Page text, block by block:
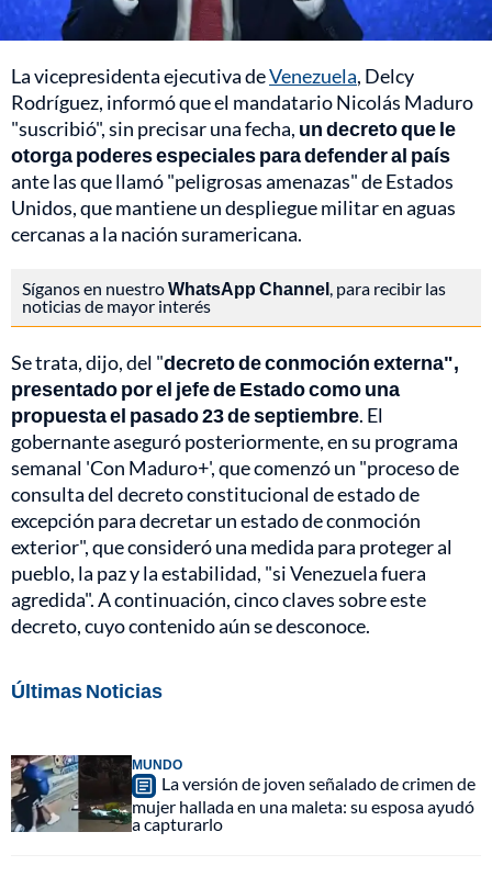
La vicepresidenta ejecutiva deVenezuela, Delcy
Rodríguez, informó que el mandatario Nicolás Maduro
"suscribió", sin precisar una fecha, un decreto que le
otorga poderes especiales para defender al país
ante las que llamó "peligrosas amenazas" de Estados
Unidos, que mantiene un despliegue militar en aguas
cercanas a la nación suramericana.
Síganos en nuestroWhatsApp Channel , para recibir las
noticias de mayor interés
Se trata, dijo, del "decreto de conmoción externa",
presentado por el jefe de Estado como una
propuesta el pasado 23 de septiembre. El
gobernante aseguró posteriormente, en su programa
semanal 'Con Maduro+', que comenzó un "proceso de
consulta del decreto constitucional de estado de
excepción para decretar un estado de conmoción
exterior", que consideró una medida para proteger al
pueblo, la paz y la estabilidad, "si Venezuela fuera
agredida". A continuación, cinco claves sobre este
decreto, cuyo contenido aún se desconoce.
Últimas Noticias
MUNDO
La versión de joven señalado de crimen de
mujer hallada en una maleta: su esposa ayudó
a capturarlo